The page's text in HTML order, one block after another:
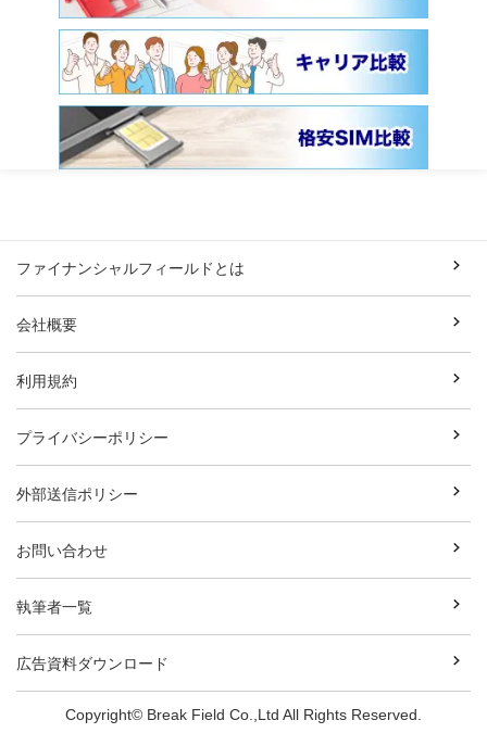
ファイナンシャルフィールドとは
会社概要
利用規約
プライバシーポリシー
外部送信ポリシー
お問い合わせ
執筆者一覧
広告資料ダウンロード
Copyright© Break Field Co.,Ltd All Rights Reserved.